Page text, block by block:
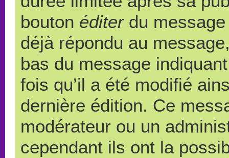
bouton éditerdu message
déjà répondu au
bas du message
fois qu’il a été modifié
dernière édition. Ce
modérateur ou un
cependant ils ont la